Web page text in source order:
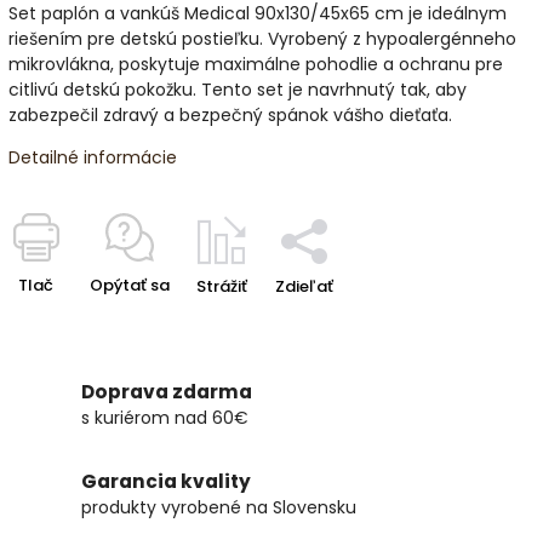
Set paplón a vankúš Medical 90x130/45x65 cm je ideálnym
riešením pre detskú postieľku. Vyrobený z hypoalergénneho
mikrovlákna, poskytuje maximálne pohodlie a ochranu pre
citlivú detskú pokožku. Tento set je navrhnutý tak, aby
zabezpečil zdravý a bezpečný spánok vášho dieťaťa.
Detailné informácie
Tlač Opýtať sa Strážiť Zdieľať
Doprava zdarma
s kuriérom nad 60€
Garancia kvality
produkty vyrobené na Slovensku